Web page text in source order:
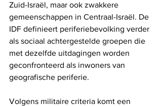
Zuid-Israël, maar ook zwakkere
gemeenschappen in Centraal-Israël. De
IDF definieert periferiebevolking verder
als sociaal achtergestelde groepen die
met dezelfde uitdagingen worden
geconfronteerd als inwoners van
geografische periferie.
Volgens militaire criteria komt een